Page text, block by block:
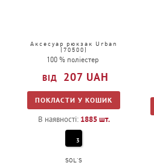
Аксесуар рюкзак Urban
(70500)
100 % поліестер
207 UAH
ПОКЛАСТИ У КОШИК
В наявності: 1885шт.
3
SOL'S